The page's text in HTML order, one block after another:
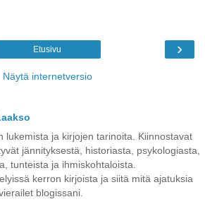
›
Etusivu
Näytä internetversio
lukemista ja kirjojen tarinoita. Kiinnostavat
jännityksestä, historiasta, psykologiasta,
tunteista ja ihmiskohtaloista.
kerron kirjoista ja siitä mitä ajatuksia
blogissani.